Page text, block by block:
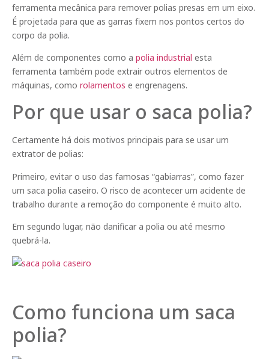
ferramenta mecânica para remover polias presas em um eixo.
É projetada para que as garras fixem nos pontos certos do
corpo da polia.
Além de componentes como a polia industrial esta
ferramenta também pode extrair outros elementos de
máquinas, como rolamentos e engrenagens.
Por que usar o saca polia?
Certamente há dois motivos principais para se usar um
extrator de polias:
Primeiro, evitar o uso das famosas “gabiarras”, como fazer
um saca polia caseiro. O risco de acontecer um acidente de
trabalho durante a remoção do componente é muito alto.
Em segundo lugar, não danificar a polia ou até mesmo
quebrá-la.
Como funciona um saca
polia?